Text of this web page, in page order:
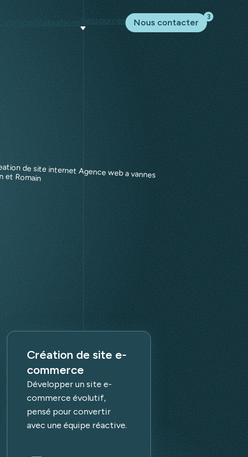
L'agence
3
RéalisationsRessources Nous contacter
Création de site e-
commerce
Développer un site e-
commerce évolutif,
pensé pour convertir
avec une équipe réactive.